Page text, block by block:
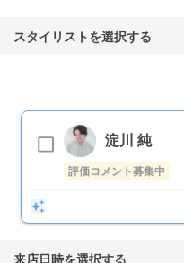
スタイリストを選択する
淀川 純
評価コメント募集中
来店日時を選択する